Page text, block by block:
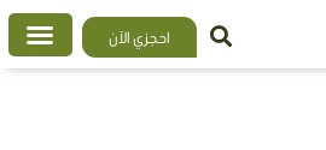
احجزي الآن